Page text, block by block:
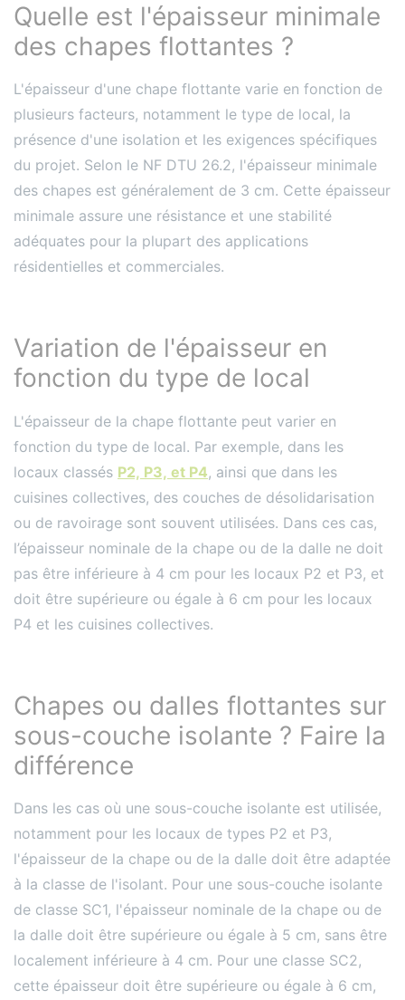
Quelle est l'épaisseur minimale
des chapes flottantes ?
L'épaisseur d'une chape flottante varie en fonction de
plusieurs facteurs, notamment le type de local, la
présence d'une isolation et les exigences spécifiques
du projet. Selon le NF DTU 26.2, l'épaisseur minimale
des chapes est généralement de 3 cm​​. Cette épaisseur
minimale assure une résistance et une stabilité
adéquates pour la plupart des applications
résidentielles et commerciales.
Variation de l'épaisseur en
fonction du type de local
L'épaisseur de la chape flottante peut varier en
fonction du type de local. Par exemple, dans les
locaux classés P2, P3, et P4, ainsi que dans les
cuisines collectives, des couches de désolidarisation
ou de ravoirage sont souvent utilisées. Dans ces cas,
l’épaisseur nominale de la chape ou de la dalle ne doit
pas être inférieure à 4 cm pour les locaux P2 et P3, et
doit être supérieure ou égale à 6 cm pour les locaux
P4 et les cuisines collectives​​.
Chapes ou dalles flottantes sur
sous-couche isolante ? Faire la
différence
Dans les cas où une sous-couche isolante est utilisée,
notamment pour les locaux de types P2 et P3,
l'épaisseur de la chape ou de la dalle doit être adaptée
à la classe de l'isolant. Pour une sous-couche isolante
de classe SC1, l'épaisseur nominale de la chape ou de
la dalle doit être supérieure ou égale à 5 cm, sans être
localement inférieure à 4 cm. Pour une classe SC2,
cette épaisseur doit être supérieure ou égale à 6 cm,